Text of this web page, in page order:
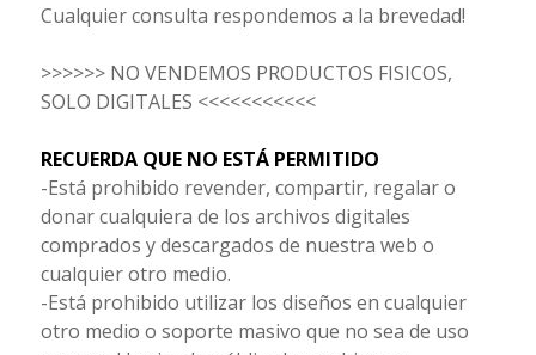
Cualquier consulta respondemos a la brevedad!
>>>>>> NO VENDEMOS PRODUCTOS FISICOS,
SOLO DIGITALES <<<<<<<<<<<
RECUERDA QUE NO ESTÁ PERMITIDO
-Está prohibido revender, compartir, regalar o
donar cualquiera de los archivos digitales
comprados y descargados de nuestra web o
cualquier otro medio.
-Está prohibido utilizar los diseños en cualquier
otro medio o soporte masivo que no sea de uso